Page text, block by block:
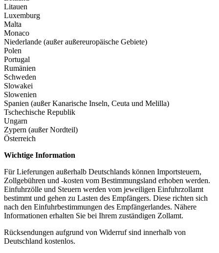
Litauen
Luxemburg
Malta
Monaco
Niederlande (außer außereuropäische Gebiete)
Polen
Portugal
Rumänien
Schweden
Slowakei
Slowenien
Spanien (außer Kanarische Inseln, Ceuta und Melilla)
Tschechische Republik
Ungarn
Zypern (außer Nordteil)
Österreich
Wichtige Information
Für Lieferungen außerhalb Deutschlands können Importsteuern,
Zollgebühren und -kosten vom Bestimmungsland erhoben werden.
Einfuhrzölle und Steuern werden vom jeweiligen Einfuhrzollamt
bestimmt und gehen zu Lasten des Empfängers. Diese richten sich
nach den Einfuhrbestimmungen des Empfängerlandes. Nähere
Informationen erhalten Sie bei Ihrem zuständigen Zollamt.
Rücksendungen aufgrund von Widerruf sind innerhalb von
Deutschland kostenlos.